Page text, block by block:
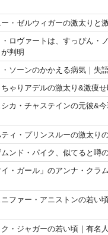
ー・ゼルウィガーの激太りと
・ロヴァートは、すっぴん・
判明
・ソーンのかかえる病気｜失
ちゃりアデルの激太り&激痩
シカ・チャステインの元彼&
ティ・プリンスルーの激太り
ムンド・パイク、似てると噂
イ・ガール」のアンナ・クラ
ニファー・アニストンの若い
ク・ジャガーの若い頃｜有名